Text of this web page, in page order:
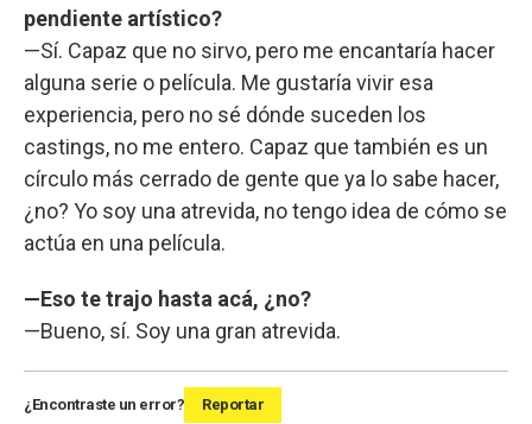
pendiente artístico?
—Sí. Capaz que no sirvo, pero me encantaría hacer
alguna serie o película. Me gustaría vivir esa
experiencia, pero no sé dónde suceden los
castings, no me entero. Capaz que también es un
círculo más cerrado de gente que ya lo sabe hacer,
¿no? Yo soy una atrevida, no tengo idea de cómo se
actúa en una película.
—Eso te trajo hasta acá, ¿no?
—Bueno, sí. Soy una gran atrevida.
¿Encontraste un error? Reportar